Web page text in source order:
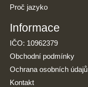
Proč jazyko
Informace
IČO: 10962379
Obchodní podmínky
Ochrana osobních údajů
Kontakt